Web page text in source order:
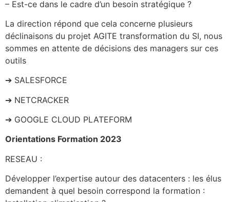
– Est-ce dans le cadre d’un besoin stratégique ?
La direction répond que cela concerne plusieurs
déclinaisons du projet AGITE transformation du SI, nous
sommes en attente de décisions des managers sur ces
outils
➔ SALESFORCE
➔ NETCRACKER
➔ GOOGLE CLOUD PLATEFORM
Orientations Formation 2023
RESEAU :
Développer l’expertise autour des datacenters : les élus
demandent à quel besoin correspond la formation :